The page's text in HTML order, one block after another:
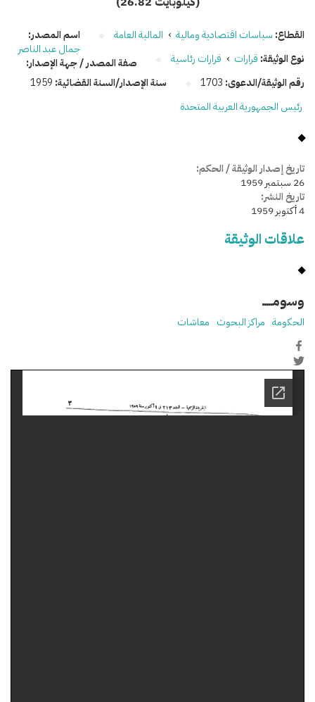
القطاع: سياسات اقتصادية ومالية › المالية العامة
نوع الوثيقة: قرارات › قرارات رئاسية
رقم الوثيقة/الدعوى: 1703 سنة الإصدار/السنة القضائية: 1959
اسم المصدر:
جمال عبد الناصر
صفة المصدر / جهة الإصدار:
رئيس الجمهورية العربية المتحدة
تاريخ إصدار الوثيقة / الحكم:
26 سبتمبر 1959
تاريخ النشر:
4 أكتوبر 1959
علاقات الوثيقة
وسومـــــ
الحكومة مراكز البحوث معاشات